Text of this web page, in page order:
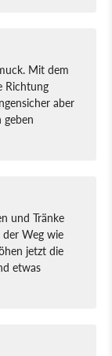
Mit dem
Richtung
aber
und Tränke
Weg wie
jetzt die
etwas